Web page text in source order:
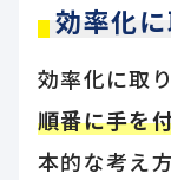
効率化
効率化に取
順番に手を
本的な考え